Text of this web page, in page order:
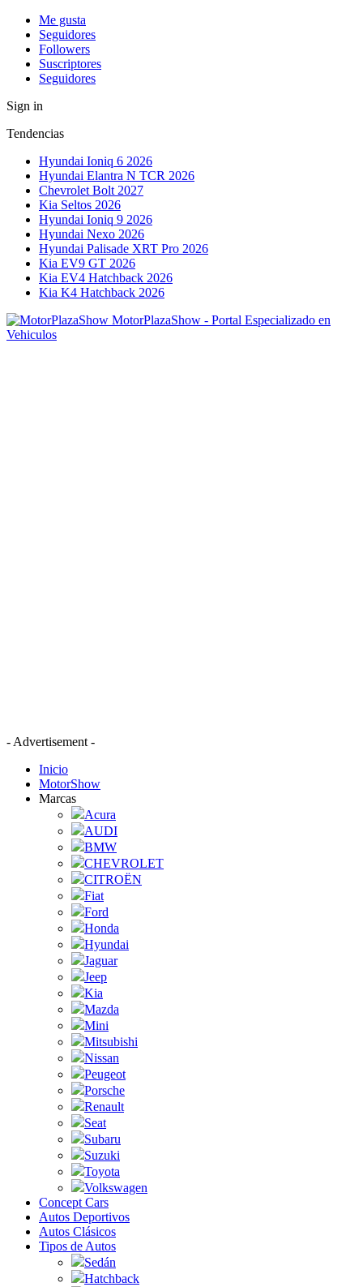
Me gusta
Seguidores
Followers
Suscriptores
Seguidores
Sign in
Tendencias
Hyundai Ioniq 6 2026
Hyundai Elantra N TCR 2026
Chevrolet Bolt 2027
Kia Seltos 2026
Hyundai Ioniq 9 2026
Hyundai Nexo 2026
Hyundai Palisade XRT Pro 2026
Kia EV9 GT 2026
Kia EV4 Hatchback 2026
Kia K4 Hatchback 2026
MotorPlazaShow - Portal Especializado en
Vehiculos
- Advertisement -
Inicio
MotorShow
Marcas
Acura
AUDI
BMW
CHEVROLET
CITROËN
Fiat
Ford
Honda
Hyundai
Jaguar
Jeep
Kia
Mazda
Mini
Mitsubishi
Nissan
Peugeot
Porsche
Renault
Seat
Subaru
Suzuki
Toyota
Volkswagen
Concept Cars
Autos Deportivos
Autos Clásicos
Tipos de Autos
Sedán
Hatchback